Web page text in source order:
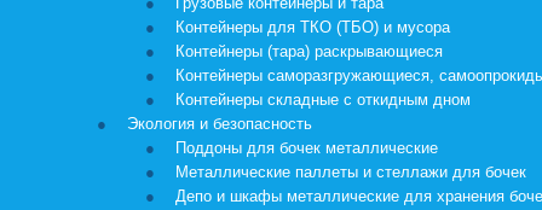
Контейнеры для ТКО (ТБО) и мусора
Контейнеры (тара) раскрывающиеся
Контейнеры саморазгружающиеся,
Контейнеры складные с откидным дном
Экология и безопасность
Поддоны для бочек металлические
Металлические паллеты и стеллажи для бочек
Депо и шкафы металлические для хранения